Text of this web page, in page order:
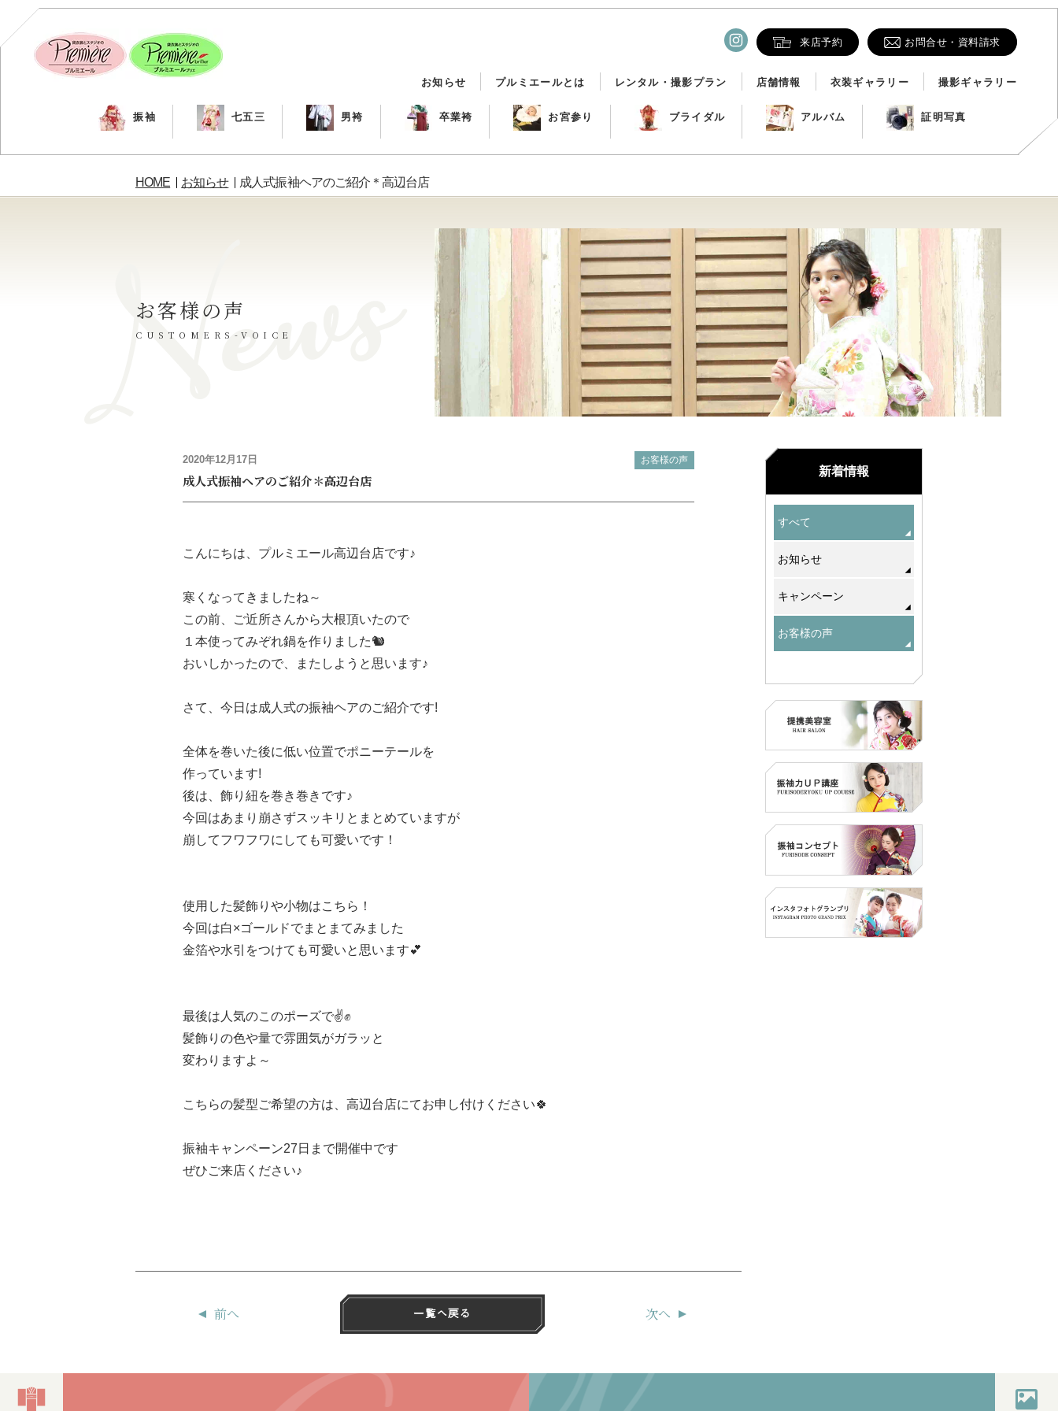
来店予約 お問合せ・資料請求
お知らせ プルミエールとは レンタル・撮影プラン 店舗情報 衣装ギャラリー 撮影ギャラリー
振袖 七五三 男袴 卒業袴 お宮参り ブライダル アルバム 証明写真
HOME お知らせ 成人式振袖ヘアのご紹介＊高辺台店
お客様の声
CUSTOMERS-VOICE
2020年12月17日 お客様の声
成人式振袖ヘアのご紹介＊高辺台店
こんにちは、プルミエール高辺台店です♪
寒くなってきましたね～
この前、ご近所さんから大根頂いたので
１本使ってみぞれ鍋を作りました🐿
おいしかったので、またしようと思います♪
さて、今日は成人式の振袖ヘアのご紹介です!
全体を巻いた後に低い位置でポニーテールを
作っています!
後は、飾り紐を巻き巻きです♪
今回はあまり崩さずスッキリとまとめていますが
崩してフワフワにしても可愛いです！
使用した髪飾りや小物はこちら！
今回は白×ゴールドでまとまてみました
金箔や水引をつけても可愛いと思います💕
最後は人気のこのポーズで✌✊
髪飾りの色や量で雰囲気がガラッと
変わりますよ～
こちらの髪型ご希望の方は、高辺台店にてお申し付けください🍀
振袖キャンペーン27日まで開催中です
ぜひご来店ください♪
前へ 次へ
新着情報
すべて
お知らせ
キャンペーン
お客様の声